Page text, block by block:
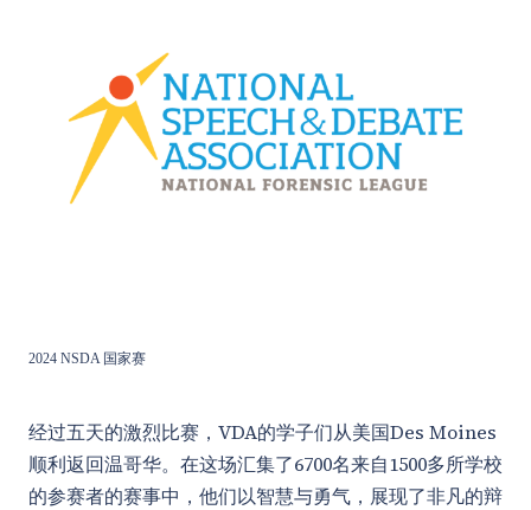
2024 NSDA 国家赛
经过五天的激烈比赛，VDA的学子们从美国Des Moines
顺利返回温哥华。在这场汇集了6700名来自1500多所学校
的参赛者的赛事中，他们以智慧与勇气，展现了非凡的辩